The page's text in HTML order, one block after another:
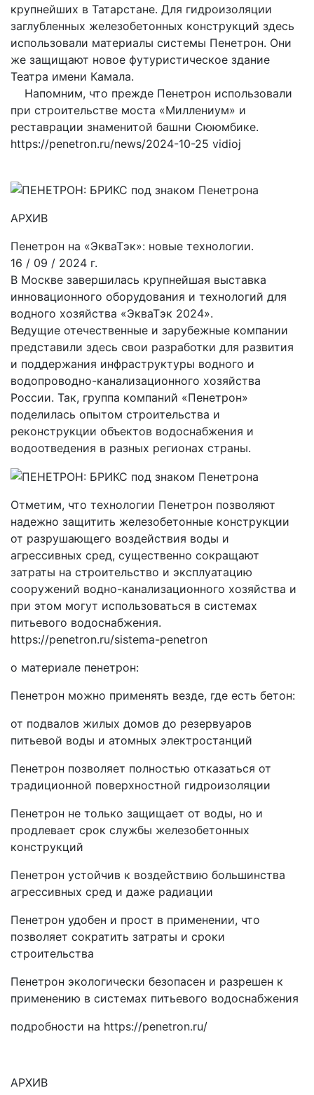
крупнейших в Татарстане. Для гидроизоляции
заглубленных железобетонных конструкций здесь
использовали материалы системы Пенетрон. Они
же защищают новое футуристическое здание
Театра имени Камала.
Напомним, что прежде Пенетрон использовали
при строительстве моста «Миллениум» и
реставрации знаменитой башни Сююмбике.
https://penetron.ru/news/2024-10-25 vidioj
АРХИВ
Пенетрон на «ЭкваТэк»: новые технологии.
16 / 09 / 2024 г.
В Москве завершилась крупнейшая выставка
инновационного оборудования и технологий для
водного хозяйства «ЭкваТэк 2024».
Ведущие отечественные и зарубежные компании
представили здесь свои разработки для развития
и поддержания инфраструктуры водного и
водопроводно-канализационного хозяйства
России. Так, группа компаний «Пенетрон»
поделилась опытом строительства и
реконструкции объектов водоснабжения и
водоотведения в разных регионах страны.
Отметим, что технологии Пенетрон позволяют
надежно защитить железобетонные конструкции
от разрушающего воздействия воды и
агрессивных сред, существенно сокращают
затраты на строительство и эксплуатацию
сооружений водно-канализационного хозяйства и
при этом могут использоваться в системах
питьевого водоснабжения.
https://penetron.ru/sistema-penetron
о материале пенетрон:
Пенетрон можно применять везде, где есть бетон:
от подвалов жилых домов до резервуаров
питьевой воды и атомных электростанций
Пенетрон позволяет полностью отказаться от
традиционной поверхностной гидроизоляции
Пенетрон не только защищает от воды, но и
продлевает срок службы железобетонных
конструкций
Пенетрон устойчив к воздействию большинства
агрессивных сред и даже радиации
Пенетрон удобен и прост в применении, что
позволяет сократить затраты и сроки
строительства
Пенетрон экологически безопасен и разрешен к
применению в системах питьевого водоснабжения
подробности на https://penetron.ru/
АРХИВ